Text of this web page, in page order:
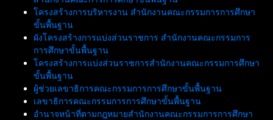
โครงสร้างการบริหารงาน สำนักงานคณะกรรมการการศึกษา
ขั้นพื้นฐาน
ผังโครงสร้างการแบ่งส่วนราชการ สำนักงานคณะกรรมการ
การศึกษาขั้นพื้นฐาน
โครงสร้างการแบ่งส่วนราชการสำนักงานคณะกรรมการศึกษา
ขั้นพื้นฐาน
ผู้ช่วยเลขาธิการคณะกรรมการการศึกษาขั้นพื้นฐาน
เลขาธิการคณะกรรมการการศึกษาขั้นพื้นฐาน
อำนาจหน้าที่ตามกฎหมายสำนักงานคณะกรรมการการศึกษา